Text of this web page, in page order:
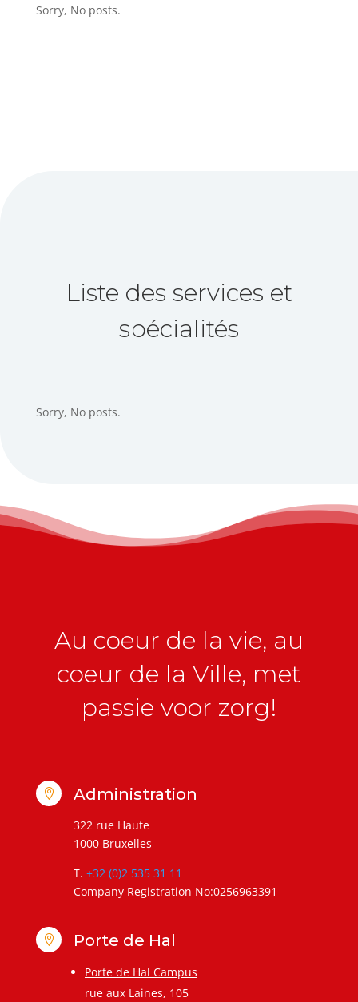
Sorry, No posts.
Liste des services et
spécialités
Sorry, No posts.
Au coeur de la vie, au
coeur de la Ville, met
passie voor zorg!
 Administration
322 rue Haute
1000 Bruxelles
T. +32 (0)2 535 31 11
Company Registration No:0256963391
 Porte de Hal
Porte de Hal Campus
rue aux Laines, 105